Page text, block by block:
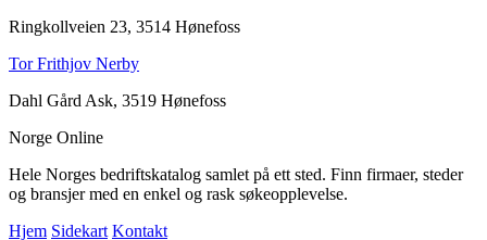
Ringkollveien 23, 3514 Hønefoss
Tor Frithjov Nerby
Dahl Gård Ask, 3519 Hønefoss
Norge Online
Hele Norges bedriftskatalog samlet på ett sted. Finn firmaer, steder
og bransjer med en enkel og rask søkeopplevelse.
Hjem Sidekart Kontakt